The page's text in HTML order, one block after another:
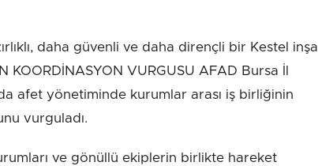
daha güvenli ve daha dirençli bir Kestel inşa
KOORDİNASYON VURGUSU AFAD Bursa İl
afet yönetiminde kurumlar arası iş birliğinin
vurguladı.
ve gönüllü ekiplerin birlikte hareket